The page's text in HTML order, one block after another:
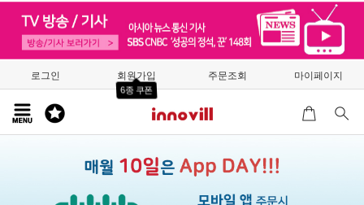
로그인 회원가입
6종 쿠폰
주문조회 마이페이지